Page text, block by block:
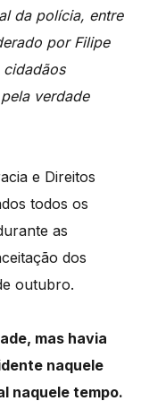
da polícia, entre
por Filipe
cidadãos
verdade
e Direitos
todos os
as
dos
outubro.
mas havia
naquele
naquele tempo.